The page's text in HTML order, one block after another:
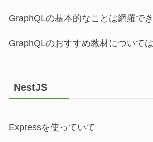
GraphQLの基本的なことは網羅で
GraphQLのおすすめ教材について
NestJS
Expressを使っていて